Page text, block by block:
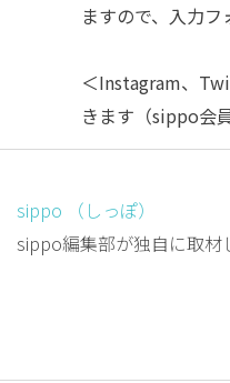
ますので、入力フ
＜Instagram、
きます（sippo会
sippo （しっぽ）
sippo編集部が独自に取材